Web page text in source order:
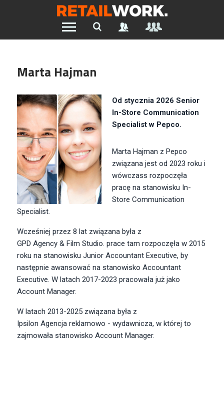
Ecommerce
Szukaj oferty pracy:
Chcesz być na bieżąco z najnowszymi ofertami w branży.
Załóż konto
Marta Hajman
Od stycznia 2026 Senior
In-Store Communication
Specialist w Pepco.
Marta Hajman z Pepco
związana jest od 2023 roku i
wówczass rozpoczęła
pracę na stanowisku In-
Store Communication
Specialist.
Wcześniej przez 8 lat związana była z
GPD Agency & Film Studio. prace tam rozpoczęła w 2015
roku na stanowisku Junior Accountant Executive, by
następnie awansować na stanowisko Accountant
Executive. W latach 2017-2023 pracowała już jako
Account Manager.
W latach 2013-2025 związana była z
Ipsilon Agencja reklamowo - wydawnicza, w której to
zajmowała stanowisko Account Manager.